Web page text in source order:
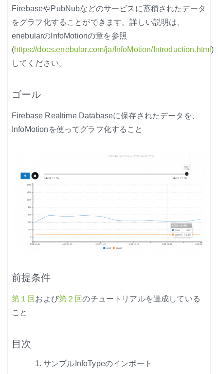
プライベートノード
ノード紹介
機能紹介
Node-RED にゅーびーず
FirebaseやPubNubなどのサービスに蓄積されたデータ
をグラフ化することができます。詳しい説明は、
enebularのInfoMotionの章を参照
(https://docs.enebular.com/ja/InfoMotion/Introduction.html)
してください。
ゴール
Firebase Realtime Databaseに保存されたデータを、
InfoMotionを使ってグラフ化すること
前提条件
第１回 および第２回のチュートリアルを達成している
こと
目次
サンプルInfoTypeのインポート